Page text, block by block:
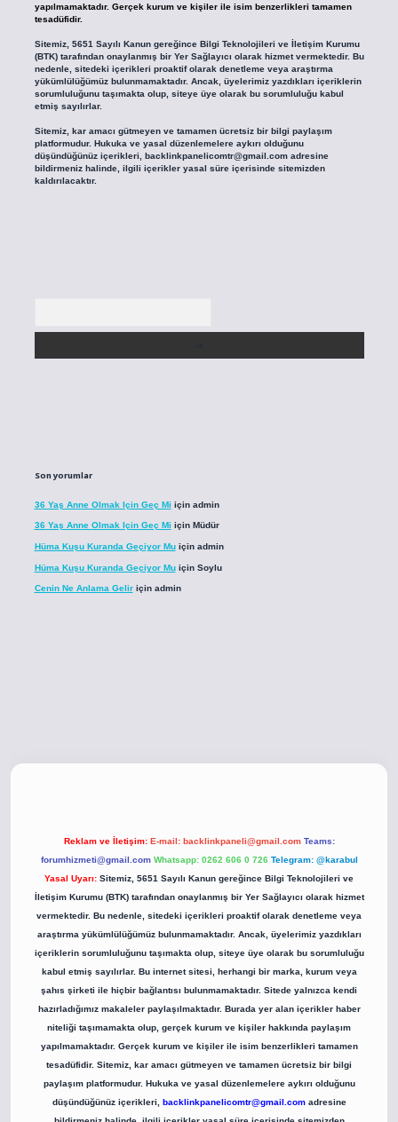
yapılmamaktadır. Gerçek kurum ve kişiler ile isim benzerlikleri tamamen
tesadüfidir.
Sitemiz, 5651 Sayılı Kanun gereğince Bilgi Teknolojileri ve İletişim Kurumu
(BTK) tarafından onaylanmış bir Yer Sağlayıcı olarak hizmet vermektedir. Bu
nedenle, sitedeki içerikleri proaktif olarak denetleme veya araştırma
yükümlülüğümüz bulunmamaktadır. Ancak, üyelerimiz yazdıkları içeriklerin
sorumluluğunu taşımakta olup, siteye üye olarak bu sorumluluğu kabul
etmiş sayılırlar.
Sitemiz, kar amacı gütmeyen ve tamamen ücretsiz bir bilgi paylaşım
platformudur. Hukuka ve yasal düzenlemelere aykırı olduğunu
düşündüğünüz içerikleri, backlinkpanelicomtr@gmail.comadresine
bildirmeniz halinde, ilgili içerikler yasal süre içerisinde sitemizden
kaldırılacaktır.
Son yorumlar
36 Yaş Anne Olmak Için Geç Mi için admin
36 Yaş Anne Olmak Için Geç Mi için Müdür
Hüma Kuşu Kuranda Geçiyor Muiçin admin
Hüma Kuşu Kuranda Geçiyor Muiçin Soylu
Cenin Ne Anlama Geliriçin admin
Reklam ve İletişim: E-mail: backlinkpaneli@gmail.com Teams:
forumhizmeti@gmail.com Whatsapp: 0262 606 0 726 Telegram: @karabul
Yasal Uyarı: Sitemiz, 5651 Sayılı Kanun gereğince Bilgi Teknolojileri ve
İletişim Kurumu (BTK) tarafından onaylanmış bir Yer Sağlayıcı olarak hizmet
vermektedir. Bu nedenle, sitedeki içerikleri proaktif olarak denetleme veya
araştırma yükümlülüğümüz bulunmamaktadır. Ancak, üyelerimiz yazdıkları
içeriklerin sorumluluğunu taşımakta olup, siteye üye olarak bu sorumluluğu
kabul etmiş sayılırlar. Bu internet sitesi, herhangi bir marka, kurum veya
şahıs şirketi ile hiçbir bağlantısı bulunmamaktadır. Sitede yalnızca kendi
hazırladığımız makaleler paylaşılmaktadır. Burada yer alan içerikler haber
niteliği taşımamakta olup, gerçek kurum ve kişiler hakkında paylaşım
yapılmamaktadır. Gerçek kurum ve kişiler ile isim benzerlikleri tamamen
tesadüfidir. Sitemiz, kar amacı gütmeyen ve tamamen ücretsiz bir bilgi
paylaşım platformudur. Hukuka ve yasal düzenlemelere aykırı olduğunu
düşündüğünüz içerikleri, backlinkpanelicomtr@gmail.comadresine